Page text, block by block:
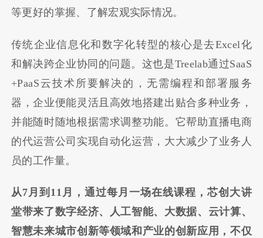
等更好的掌握、了解宏观实际情况。
传统企业信息化和数字化转型的核心是去Excel化
和解决跨企业协同的问题。这也是Treelab通过SaaS
+PaaS云技术所要解决的，无需编程和部署服务
器，企业便能灵活且高效地搭建出贴合多种业务，
并能随时随地根据需求调整功能。它帮助直播电商
的代运营公司实现自动化运营，大大减少了业务人
员的工作量。
从7月到11月，通过每月一场在线课程，芯创大讲
堂带来了数字经济、人工智能、大数据、云计算、
智慧未来城市创新等领域和产业的创新应用，不仅